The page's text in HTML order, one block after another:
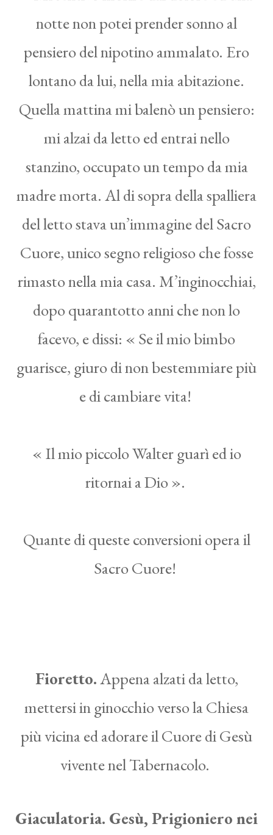
notte non potei prender sonno al
pensiero del nipotino ammalato. Ero
lontano da lui, nella mia abitazione.
Quella mattina mi balenò un pensiero:
mi alzai da letto ed entrai nello
stanzino, occupato un tempo da mia
madre morta. Al di sopra della spalliera
del letto stava un’immagine del Sacro
Cuore, unico segno religioso che fosse
rimasto nella mia casa. M’inginocchiai,
dopo quarantotto anni che non lo
facevo, e dissi: « Se il mio bimbo
guarisce, giuro di non bestemmiare più
e di cambiare vita!
« Il mio piccolo Walter guarì ed io
ritornai a Dio ».
Quante di queste conversioni opera il
Sacro Cuore!
Fioretto.Appena alzati da letto,
mettersi in ginocchio verso la Chiesa
più vicina ed adorare il Cuore di Gesù
vivente nel Tabernacolo.
Giaculatoria. Gesù, Prigioniero nei